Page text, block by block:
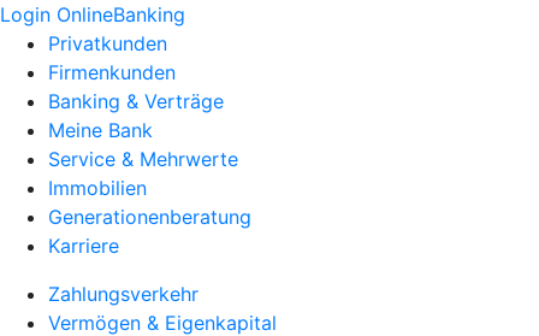
Login OnlineBanking
Privatkunden
Firmenkunden
Banking & Verträge
Meine Bank
Service & Mehrwerte
Immobilien
Generationenberatung
Karriere
Zahlungsverkehr
Vermögen & Eigenkapital